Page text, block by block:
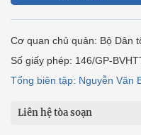
Cơ quan chủ quản: Bộ Dân
Số giấy phép: 146/GP-
Tổng biên tập: Nguyễn Văn
Liên hệ tòa soạn